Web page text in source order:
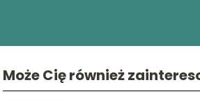
Może Cię również